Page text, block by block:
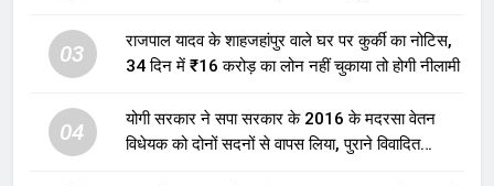
03
राजपाल यादव के शाहजहांपुर वाले घर पर कुर्की का नोटिस,
34 दिन में ₹16 करोड़ का लोन नहीं चुकाया तो होगी नीलामी
04
योगी सरकार ने सपा सरकार के 2016 के मदरसा वेतन
विधेयक को दोनों सदनों से वापस लिया, पुराने विवादित